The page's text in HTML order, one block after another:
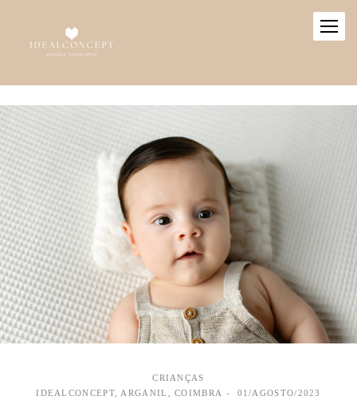
CRIANÇAS
IDEALCONCEPT, ARGANIL, COIMBRA
01/AGOSTO/2023